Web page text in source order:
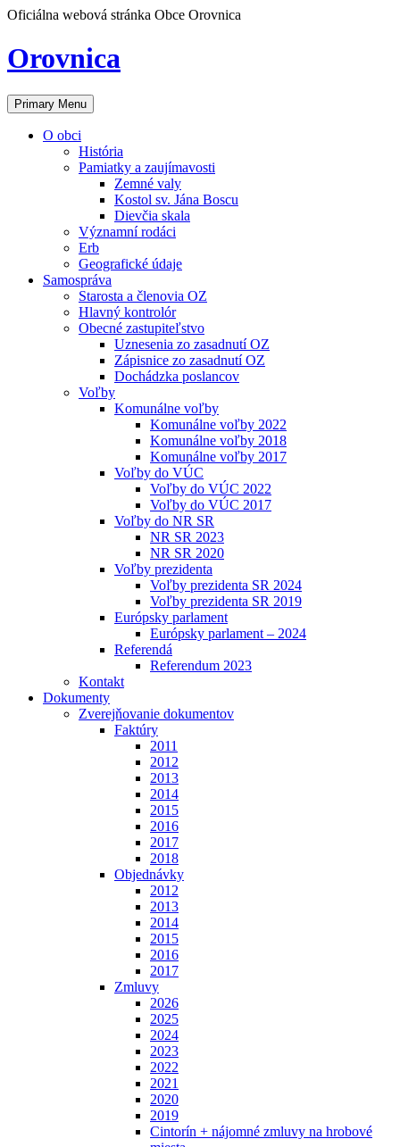
Skip
content
Oficiálna webová stránka Obce Orovnica
Orovnica
Primary Menu
O obci
História
Pamiatky a zaujímavosti
Zemné valy
Kostol sv. Jána Boscu
Dievčia skala
Významní rodáci
Erb
Geografické údaje
Samospráva
Starosta a členovia OZ
Hlavný kontrolór
Obecné zastupiteľstvo
Uznesenia zo zasadnutí OZ
Zápisnice zo zasadnutí OZ
Dochádzka poslancov
Voľby
Komunálne voľby
Komunálne voľby 2022
Komunálne voľby 2018
Komunálne voľby 2017
Voľby do VÚC
Voľby do VÚC 2022
Voľby do VÚC 2017
Voľby do NR SR
NR SR 2023
NR SR 2020
Voľby prezidenta
Voľby prezidenta SR 2024
Voľby prezidenta SR 2019
Európsky parlament
Európsky parlament – 2024
Referendá
Referendum 2023
Kontakt
Dokumenty
Zverejňovanie dokumentov
Faktúry
2011
2012
2013
2014
2015
2016
2017
2018
Objednávky
2012
2013
2014
2015
2016
2017
Zmluvy
2026
2025
2024
2023
2022
2021
2020
2019
Cintorín + nájomné zmluvy na hrobové